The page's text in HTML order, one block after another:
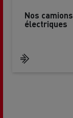
Nos camions
électriques